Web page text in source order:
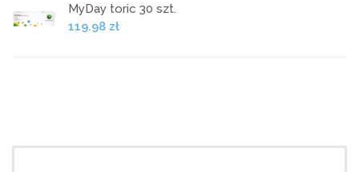
MyDay toric 30 szt.
119.98 zł